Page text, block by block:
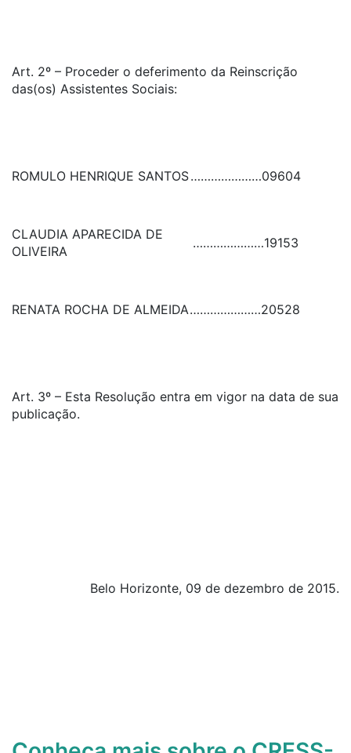
Art. 2º – Proceder o deferimento da Reinscrição
das(os) Assistentes Sociais:
ROMULO HENRIQUE SANTOS…………………09604
CLAUDIA APARECIDA DE
OLIVEIRA
…………………19153
RENATA ROCHA DE ALMEIDA…………………20528
Art. 3º – Esta Resolução entra em vigor na data de sua
publicação.
Belo Horizonte, 09 de dezembro de 2015.